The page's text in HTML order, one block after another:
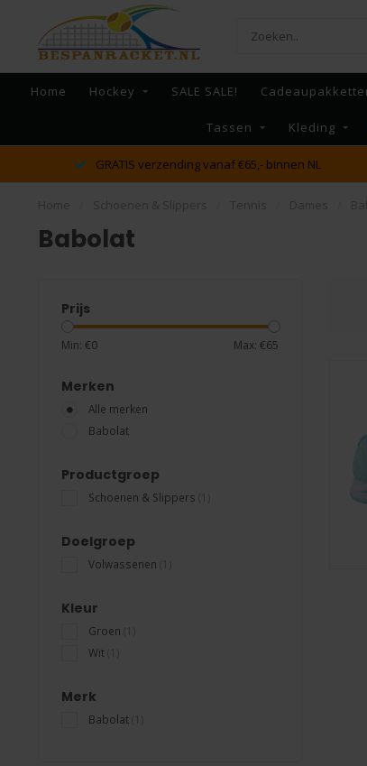
Home Hockey SALE SALE!
Tassen Kleding
GRATIS verzending vanaf €65,- binnen NL
Babolat
Prijs
Min: €0 Max: €65
Merken
Alle merken
Babolat
Productgroep
Schoenen & Slippers
Doelgroep
Volwassenen
Kleur
Groen
Wit
Merk
Babolat